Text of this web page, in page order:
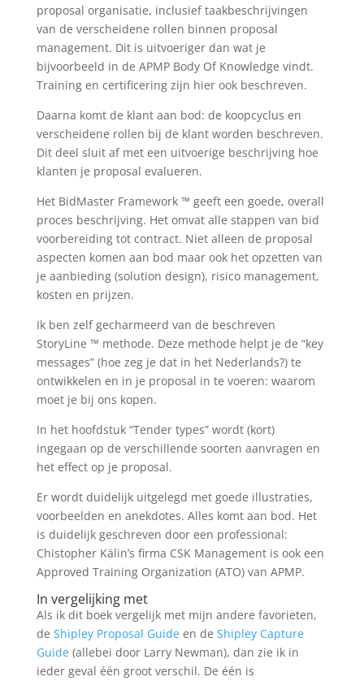
proposal organisatie, inclusief taakbeschrijvingen
van de verscheidene rollen binnen proposal
management. Dit is uitvoeriger dan wat je
bijvoorbeeld in de APMP Body Of Knowledge vindt.
Training en certificering zijn hier ook beschreven.
Daarna komt de klant aan bod: de koopcyclus en
verscheidene rollen bij de klant worden beschreven.
Dit deel sluit af met een uitvoerige beschrijving hoe
klanten je proposal evalueren.
Het BidMaster Framework ™ geeft een goede, overall
proces beschrijving. Het omvat alle stappen van bid
voorbereiding tot contract. Niet alleen de proposal
aspecten komen aan bod maar ook het opzetten van
je aanbieding (solution design), risico management,
kosten en prijzen.
Ik ben zelf gecharmeerd van de beschreven
StoryLine ™ methode. Deze methode helpt je de “key
messages” (hoe zeg je dat in het Nederlands?) te
ontwikkelen en in je proposal in te voeren: waarom
moet je bij ons kopen.
In het hoofdstuk “Tender types” wordt (kort)
ingegaan op de verschillende soorten aanvragen en
het effect op je proposal.
Er wordt duidelijk uitgelegd met goede illustraties,
voorbeelden en anekdotes. Alles komt aan bod. Het
is duidelijk geschreven door een professional:
Chistopher Kälin’s firma CSK Management is ook een
Approved Training Organization (ATO) van APMP.
In vergelijking met
Als ik dit boek vergelijk met mijn andere favorieten,
de Shipley Proposal Guideen de Shipley Capture
Guide(allebei door Larry Newman), dan zie ik in
ieder geval één groot verschil. De één is